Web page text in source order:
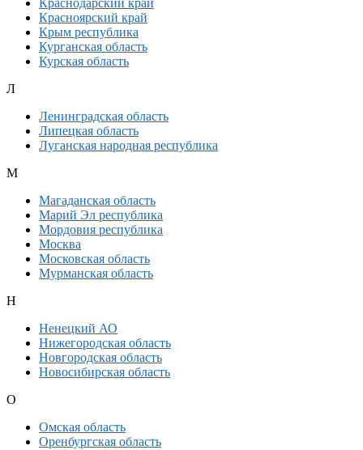
Краснодарский край
Красноярский край
Крым республика
Курганская область
Курская область
Л
Ленинградская область
Липецкая область
Луганская народная республика
М
Магаданская область
Марий Эл республика
Мордовия республика
Москва
Московская область
Мурманская область
Н
Ненецкий АО
Нижегородская область
Новгородская область
Новосибирская область
О
Омская область
Оренбургская область